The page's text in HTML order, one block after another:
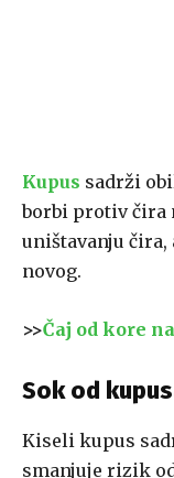
Kupus sadrži
borbi protiv čira
uništavanju čira,
novog.
>>Čaj od kore
Sok od
Kiseli kupus
smanjuje rizik